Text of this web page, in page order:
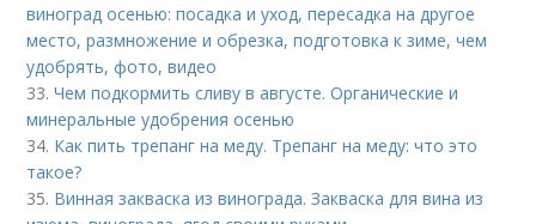
виноград осенью: посадка и уход, пересадка на другое
место, размножение и обрезка, подготовка к зиме, чем
удобрять, фото, видео
33.Чем подкормить сливу в августе. Органические и
минеральные удобрения осенью
34. Как пить трепанг на меду. Трепанг на меду: что это
такое?
35. Винная закваска из винограда. Закваска для вина из